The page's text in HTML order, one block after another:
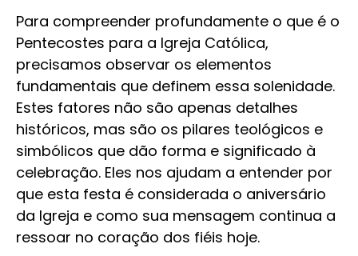
Para compreender profundamente o que é o
Pentecostes para a Igreja Católica,
precisamos observar os elementos
fundamentais que definem essa solenidade.
Estes fatores não são apenas detalhes
históricos, mas são os pilares teológicos e
simbólicos que dão forma e significado à
celebração. Eles nos ajudam a entender por
que esta festa é considerada o aniversário
da Igreja e como sua mensagem continua a
ressoar no coração dos fiéis hoje.